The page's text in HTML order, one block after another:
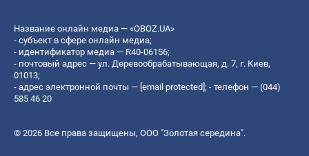
Название онлайн медиа — «OBOZ.UA»
- субъект в сфере онлайн медиа;
- идентификатор медиа — R40-06156;
- почтовый адрес — ул. Деревообрабатывающая, д. 7, г. Киев,
01013;
- адрес электронной почты — [email protected] ; - телефон — (044)
585 46 20
© 2026 Все права защищены, ООО "Золотая середина".